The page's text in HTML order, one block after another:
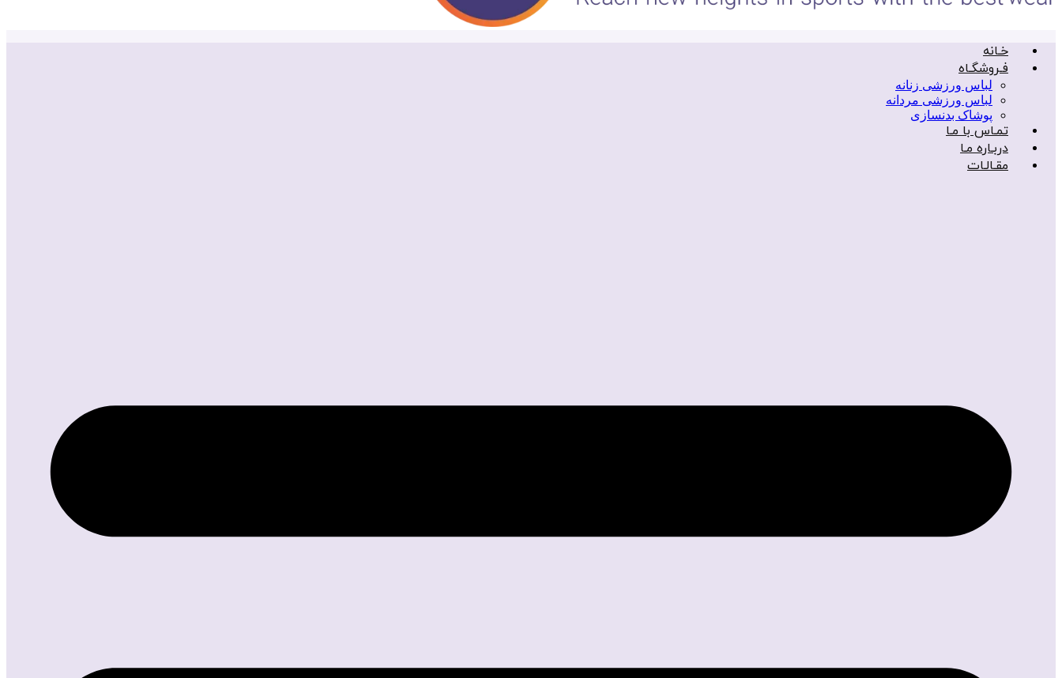
خـانه
فـروشگـاه
لباس ورزشی زنانه
لباس ورزشی مردانه
پوشاک بدنسازی
تمـاس با مـا
دربـاره مـا
مقـالـات